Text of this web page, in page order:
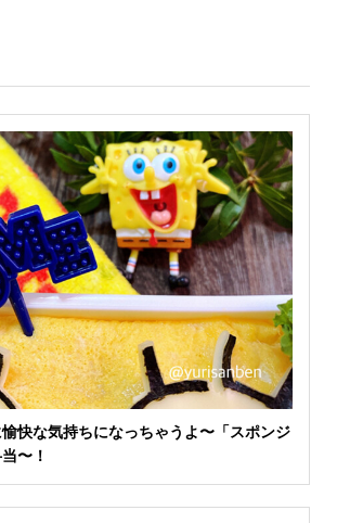
快な気持ちになっちゃうよ〜「スポンジ
〜！